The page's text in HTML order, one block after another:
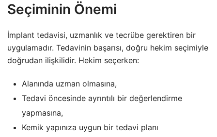
Seçiminin Önemi
İmplant tedavisi, uzmanlık ve tecrübe gerektiren bir
uygulamadır. Tedavinin başarısı, doğru hekim seçimiyle
doğrudan ilişkilidir. Hekim seçerken:
Alanında uzman olmasına,
Tedavi öncesinde ayrıntılı bir değerlendirme
yapmasına,
Kemik yapınıza uygun bir tedavi planı